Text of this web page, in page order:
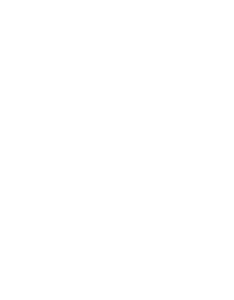
étanche de type montage en panneau